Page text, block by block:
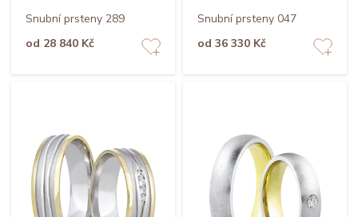
Snubní prsteny 289
od 28 840 Kč
Snubní prsteny 047
od 36 330 Kč